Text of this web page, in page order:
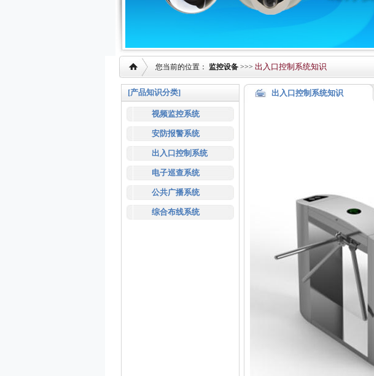
您当前的位置： 监控设备>>> 出入口控制系统知识
[产品知识分类]
视频监控系统
安防报警系统
出入口控制系统
电子巡查系统
公共广播系统
综合布线系统
出入口控制系统知识